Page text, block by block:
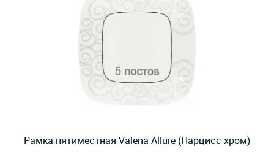
Рамка пятиместная Valena Allure (Нарцисс хром)